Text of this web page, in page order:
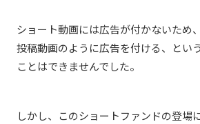
ショート動画には広告が付かないため
投稿動画のように広告を付ける、とい
ことはできませんでした。
しかし、このショートファンドの登場